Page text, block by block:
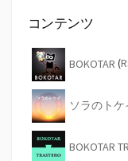
送
り
コンテンツ
BOKOTAR (
ソラのトケ
BOKOTAR